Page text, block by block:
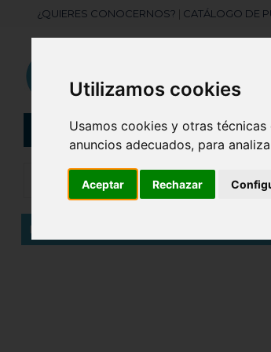
Utilizamos cookies
Usamos cookies y otras
anuncios adecuados, para
Aceptar Rechazar
¿QUIERES CONOCERNOS? | CATÁLOGO DE
CATEGORÍAS Botellas
Inicio